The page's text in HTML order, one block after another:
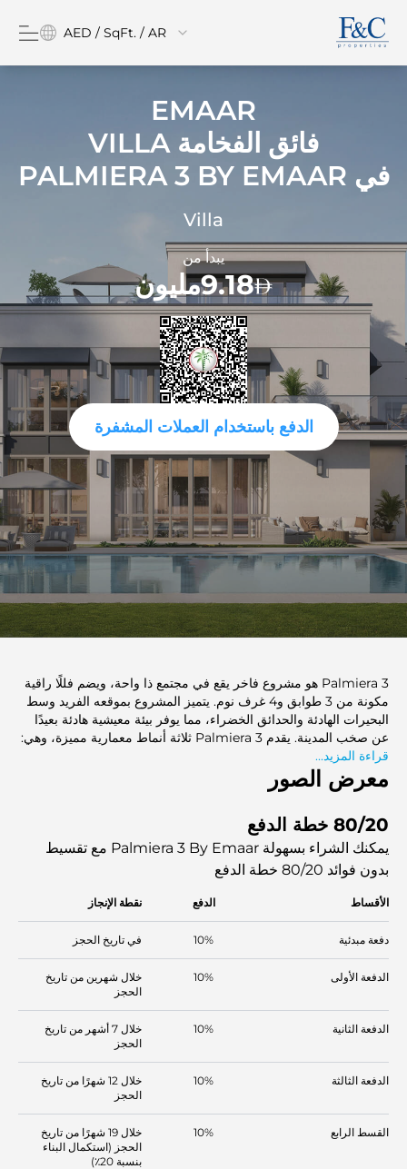
AED / SqFt. / AR
EMAAR
فائق الفخامة VILLA
في PALMIERA 3 BY EMAAR
Villa
يبدأ من
9.18مليون
الدفع باستخدام العملات المشفرة
Palmiera 3 هو مشروع فاخر يقع في مجتمع ذا واحة، ويضم فللًا راقية
مكونة من 3 طوابق و4 غرف نوم. يتميز المشروع بموقعه الفريد وسط
البحيرات الهادئة والحدائق الخضراء، مما يوفر بيئة معيشية هادئة بعيدًا
عن صخب المدينة. يقدم Palmiera 3 ثلاثة أنماط معمارية مميزة، وهي:
الكلاسيكي، العصري، وشامفر، مما يمنح السكان خيارات متنوعة تتناسب
مع أذواقهم. تجمع الفلل بين الأناقة العصرية والفخامة الكلاسيكية، حيث
تتميز بتصاميم داخلية فسيحة وتشطيبات راقية. يعد المشروع وجهة مثالية
بأقصى درجات الراحة وسط المناظر الخلابة.
قراءة المزيد...
معرض الصور
80/20 خطة الدفع
يمكنك الشراء بسهولة Palmiera 3 By Emaar مع تقسيط
بدون فوائد 80/20 خطة الدفع
الأقساط الدفع نقطة الإنجاز
دفعة مبدئية 10% في تاريخ الحجز
الدفعة الأولى 10%
خلال شهرين من تاريخ
الحجز
الدفعة الثانية 10%
خلال 7 أشهر من تاريخ
الحجز
الدفعة الثالثة 10%
خلال 12 شهرًا من تاريخ
الحجز
القسط الرابع 10%
خلال 19 شهرًا من تاريخ
الحجز (استكمال البناء
بنسبة 20٪)